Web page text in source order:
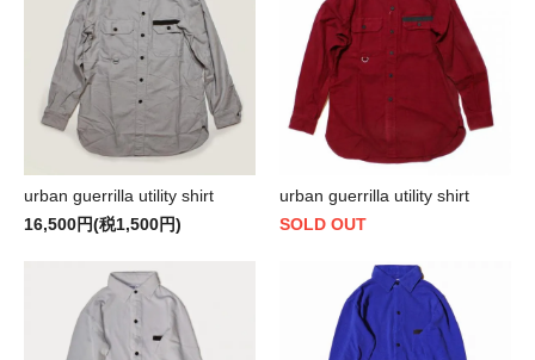
urban guerrilla utility shirt
16,500円(税1,500円)
urban guerrilla utility shirt
SOLD OUT